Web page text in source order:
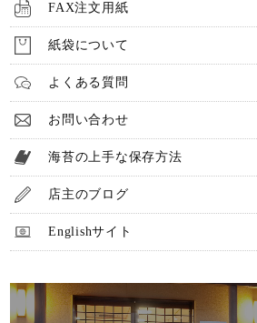
在庫
在庫なし商品を表示しない
FAX注文用紙
紙袋について
よくある質問
お問い合わせ
海苔の上手な保存方法
店主のブログ
Englishサイト